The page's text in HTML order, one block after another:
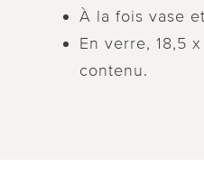
À la fois vase
En verre, 18,5
contenu.